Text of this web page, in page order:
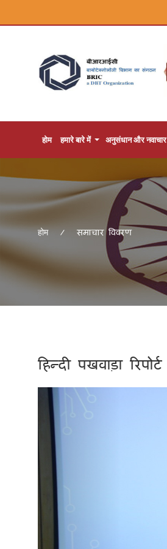
होम हमारे बारे में अनुसंधान और नवाचार
होम समाचार विवरण
हिन्दी पखवाड़ा रिपोर्ट